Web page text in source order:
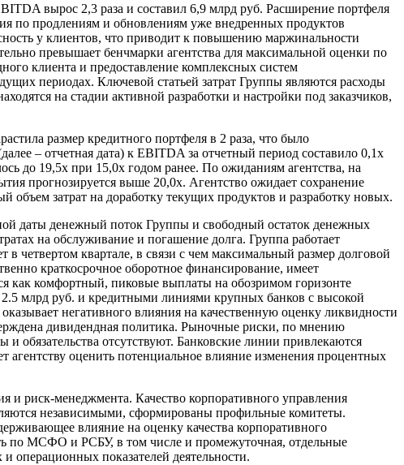
вырос 2,3 раза и составил 6,9 млрд руб. Расширение портфеля
по продлениям и обновлениям уже внедренных продуктов
у клиентов, что приводит к повышению маржинальности
превышает бенчмарки агентства для максимальной оценки по
клиента и предоставление комплексных систем
периодах. Ключевой статьей затрат Группы являются расходы
на стадии активной разработки и настройки под заказчиков,
размер кредитного портфеля в 2 раза, что было
– отчетная дата) к EBITDA за отчетный период составило 0,1х
до 19,5х при 15,0х годом ранее. По ожиданиям агентства, на
прогнозируется выше 20,0х. Агентство ожидает сохранение
затрат на доработку текущих продуктов и разработку новых.
даты денежный поток Группы и свободный остаток денежных
на обслуживание и погашение долга. Группа работает
квартале, в связи с чем максимальный размер долговой
краткосрочное оборотное финансирование, имеет
как комфортный, пиковые выплаты на обозримом горизонте
млрд руб. и кредитными линиями крупных банков с высокой
негативного влияния на качественную оценку ликвидности
дивидендная политика. Рыночные риски, по мнению
отсутствуют. Банковские линии привлекаются
агентству оценить потенциальное влияние изменения процентных
и риск-менеджмента. Качество корпоративного управления
независимыми, сформированы профильные комитеты.
влияние на оценку качества корпоративного
по МСФО и РСБУ, в том числе и промежуточная, отдельные
операционных показателей деятельности.